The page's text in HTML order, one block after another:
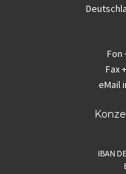
Fon
Fax
eMail
IBAN